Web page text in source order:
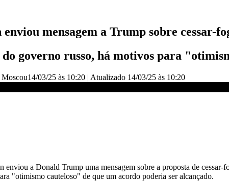
mensagem a Trump sobre cessar-
governo russo, há motivos para
Moscou14/03/25 às 10:20 | Atualizado 14/03/25 às 10:20
enviou a Donald Trump uma mensagem sobre a proposta de
"otimismo cauteloso" de que um acordo poderia ser alcançado.